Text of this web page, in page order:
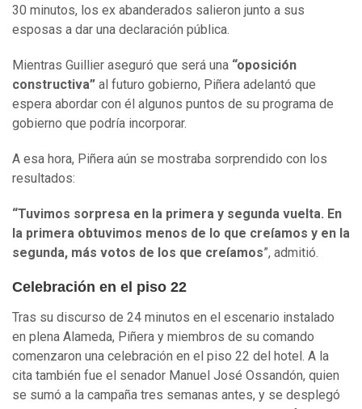
30 minutos, los ex abanderados salieron junto a sus
esposas a dar una declaración pública.
Mientras Guillier aseguró que será una “oposición
constructiva” al futuro gobierno, Piñera adelantó que
espera abordar con él algunos puntos de su programa de
gobierno que podría incorporar.
A esa hora, Piñera aún se mostraba sorprendido con los
resultados:
“Tuvimos sorpresa en la primera y segunda vuelta. En
la primera obtuvimos menos de lo que creíamos y en la
segunda, más votos de los que creíamos”, admitió.
Celebración en el piso 22
Tras su discurso de 24 minutos en el escenario instalado
en plena Alameda, Piñera y miembros de su comando
comenzaron una celebración en el piso 22 del hotel. A la
cita también fue el senador Manuel José Ossandón, quien
se sumó a la campaña tres semanas antes, y se desplegó